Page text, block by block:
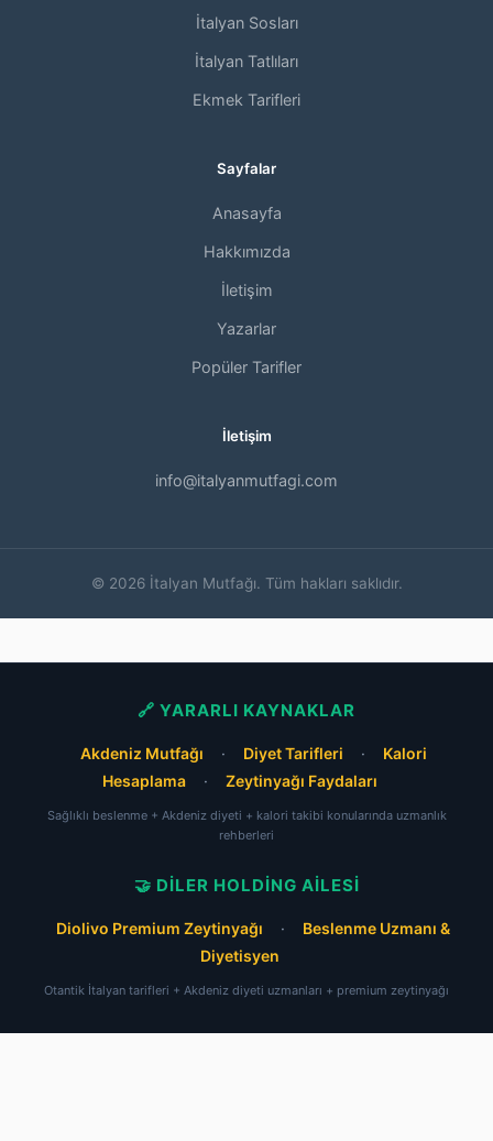
İtalyan Sosları
İtalyan Tatlıları
Ekmek Tarifleri
Sayfalar
Anasayfa
Hakkımızda
İletişim
Yazarlar
Popüler Tarifler
İletişim
info@italyanmutfagi.com
© 2026 İtalyan Mutfağı. Tüm hakları saklıdır.
🔗 YARARLI KAYNAKLAR
Akdeniz Mutfağı · Diyet Tarifleri ·
Kalori
Hesaplama
· Zeytinyağı Faydaları
Sağlıklı beslenme + Akdeniz diyeti + kalori takibi konularında uzmanlık
rehberleri
🤝 DILER HOLDING AILESI
Diolivo Premium Zeytinyağı ·
Beslenme Uzmanı &
Diyetisyen
Otantik İtalyan tarifleri + Akdeniz diyeti uzmanları + premium zeytinyağı